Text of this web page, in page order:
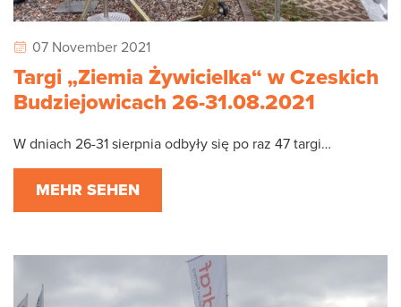
07 November 2021
Targi „Ziemia Żywicielka“ w Czeskich
Budziejowicach 26-31.08.2021
W dniach 26-31 sierpnia odbyły się po raz 47 targi…
MEHR SEHEN